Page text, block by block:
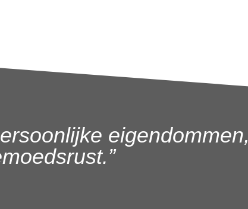
eigendommen,